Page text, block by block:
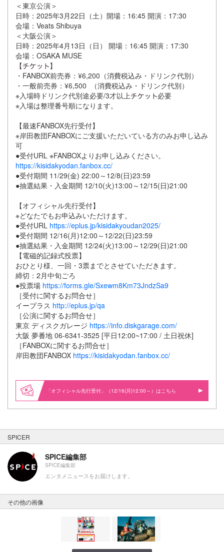
＜東京公演＞
日時：2025年3月22日（土）開場：16:45 開演：17:30
会場：Veats Shibuya
＜大阪公演＞
日時：2025年4月13日（日） 開場：16:45 開演：17:30
会場：OSAKA MUSE
【
】
・FANBOX前売券：¥6,200（消費税込み・ドリンク代別）
・一般前売券：¥6,500 （消費税込み・ドリンク代別）
※入場時ドリンク代別途必要/3才以上
必要
※入場は整理番号順になります。
【最速FANBOX先行受付】
※岸田教団FANBOXにご支援いただいている方のみお申し込み
可
●受付URL ※FANBOXよりお申し込みください。
https://kisidakyodan.fanbox.cc/
●受付期間 11/29(金) 22:00～12/8(日)23:59
●抽選結果・入金期間 12/10(火)13:00～12/15(日)21:00
【オフィシャル先行受付】
※どなたでもお申込みいただけます。
●受付URL https://eplus.jp/kisidakyoudan2025/
●受付期間 12/16(月)12:00～12/22(日)23:59
●抽選結果・入金期間 12/24(火)13:00～12/29(日)21:00
【電磁的記録式投票】
おひとり様、一回・3票までとさせていただきます。
締切：2月中旬ごろ
●投票場 https://forms.gle/Sxewm8Km73JndzSa9
［受付に関するお問合せ］
イープラス http://eplus.jp/qa
［公演に関するお問合せ］
東京 ディスクガレージ https://info.diskgarage.com/
大阪 夢番地 06-6341-3525 [平日12:00~17:00 / 土日祝休]
［FANBOXに関するお問合せ］
岸田教団FANBOX https://kisidakyodan.fanbox.cc/
「オフィシャル先行受付」（12/16(月)12:00～）はこちら
SPICER
SPICE編集部
SPICE編集部
エンタメニュースをお届けします。
その他の画像